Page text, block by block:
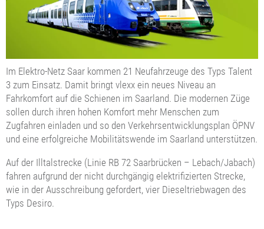
Im Elektro-Netz Saar kommen 21 Neufahrzeuge des Typs Talent
3 zum Einsatz. Damit bringt vlexx ein neues Niveau an
Fahrkomfort auf die Schienen im Saarland. Die modernen Züge
sollen durch ihren hohen Komfort mehr Menschen zum
Zugfahren einladen und so den Verkehrsentwicklungsplan ÖPNV
und eine erfolgreiche Mobilitätswende im Saarland unterstützen.
Auf der Illtalstrecke (Linie RB 72 Saarbrücken – Lebach/Jabach)
fahren aufgrund der nicht durchgängig elektrifizierten Strecke,
wie in der Ausschreibung gefordert, vier Dieseltriebwagen des
Typs Desiro.